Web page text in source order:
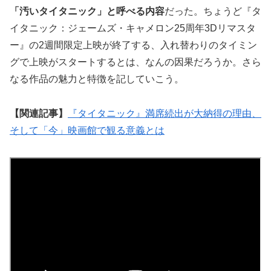
「汚いタイタニック」と呼べる内容だった。ちょうど『タ
イタニック：ジェームズ・キャメロン25周年3Dリマスタ
ー』の2週間限定上映が終了する、入れ替わりのタイミン
グで上映がスタートするとは、なんの因果だろうか。さら
なる作品の魅力と特徴を記していこう。
【関連記事】
『タイタニック』満席続出が大納得の理由、
そして「今」映画館で観る意義とは